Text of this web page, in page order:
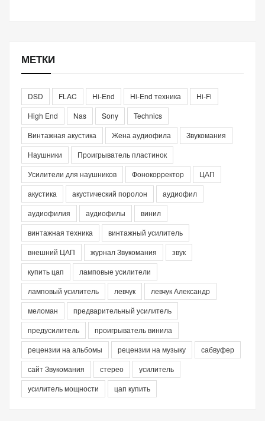
МЕТКИ
DSD FLAC Hi-End Hi-End техника
Hi-Fi
High End
Nas Sony
Technics
Винтажная акустика
Жена аудиофила
Звукомания
Наушники
Проигрыватель пластинок
Усилители для наушников
Фонокорректор
ЦАП
акустика
акустический поролон
аудиофил
аудиофилия
аудиофилы
винил
винтажная техника
винтажный усилитель
внешний ЦАП
журнал Звукомания
звук
купить цап
ламповые усилители
ламповый усилитель
левчук
левчук Александр
меломан
предварительный усилитель
предусилитель
проигрыватель винила
рецензии на альбомы
рецензии на музыку
сабвуфер
сайт Звукомания
стерео
усилитель
усилитель мощности
цап купить